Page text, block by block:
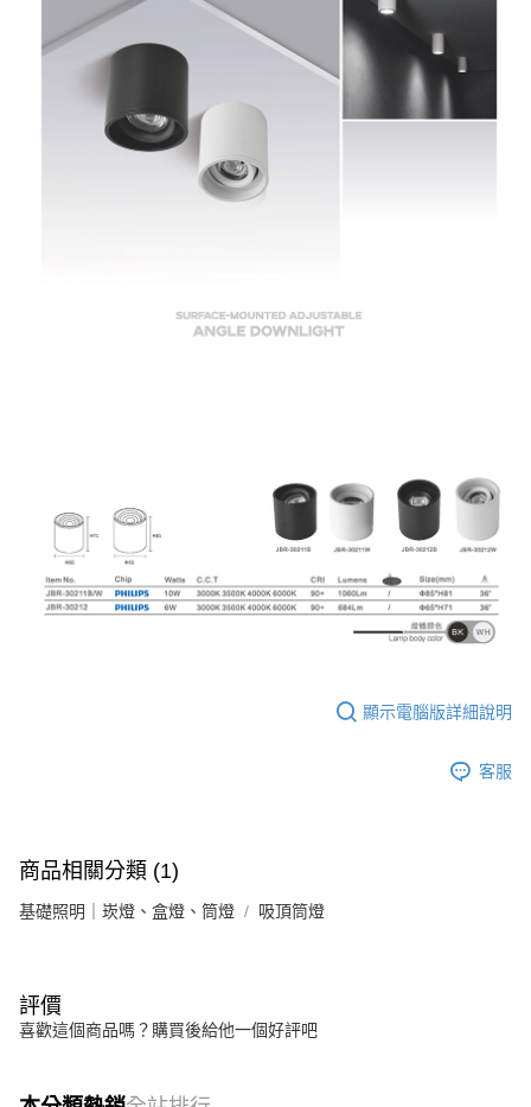
顯示電腦版詳細說明
客服
商品相關分類 (1)
基礎照明｜崁燈、盒燈、筒燈 吸頂筒燈
評價
喜歡這個商品嗎？購買後給他一個好評吧